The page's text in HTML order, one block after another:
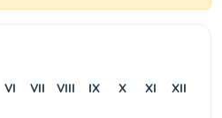
VI VII VIII IX X XI XII